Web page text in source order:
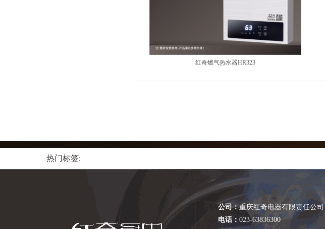
红奇燃气热水器HR323
热门标签:
公司：重庆红奇电器有限责任公司
电话：023-63836300